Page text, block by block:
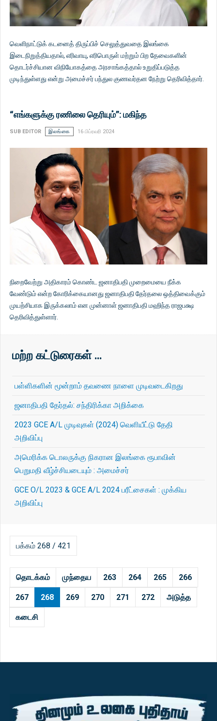
வெளிநாட்டுக் கடனைத் திருப்பிச் செலுத்துவதை இலங்கை
இடைநிறுத்தியதால், எரிவாயு, எரிபொருள் மற்றும் பிற தேவைகளின்
தொடர்ச்சியான விநியோகத்தை அரசாங்கத்தால் உறுதிப்படுத்த
முடிந்துள்ளது என்று அமைச்சர் பந்துல குணவர்தன நேற்று தெரிவித்தார்.
“எங்களுக்கு ரணிலை தெரியும்”: மகிந்த
SUB EDITOR இலங்கை 16 பிப்ரவரி 2024
நிறைவேற்று அதிகாரம் கொண்ட ஜனாதிபதி முறைமையை நீக்க
வேண்டும் என்ற கோரிக்கையானது ஜனாதிபதி தேர்தலை ஒத்திவைக்கும்
முயற்சியாக இருக்கலாம் என முன்னாள் ஜனாதிபதி மஹிந்த ராஜபக்ஷ
தெரிவித்துள்ளார்.
மற்ற கட்டுரைகள் …
பள்ளிகளின் மூன்றாம் தவணை நாளை முடிவடைகிறது
ஜனாதிபதி தேர்தல்: சந்திரிக்கா அறிக்கை
2023 GCE A/L முடிவுகள் (2024) வெளியீட்டு தேதி
அறிவிப்பு
அமெரிக்க டொலருக்கு நிகரான இலங்கை ரூபாவின்
பெறுமதி வீழ்ச்சியடையும் : அமைச்சர்
GCE O/L 2023 & GCE A/L 2024 பரீட்சைகள் : முக்கிய
அறிவிப்பு
பக்கம் 268 / 421
தொடக்கம் முந்தைய 263 264 265 266
267 268 269 270 271 272 அடுத்த
கடைசி